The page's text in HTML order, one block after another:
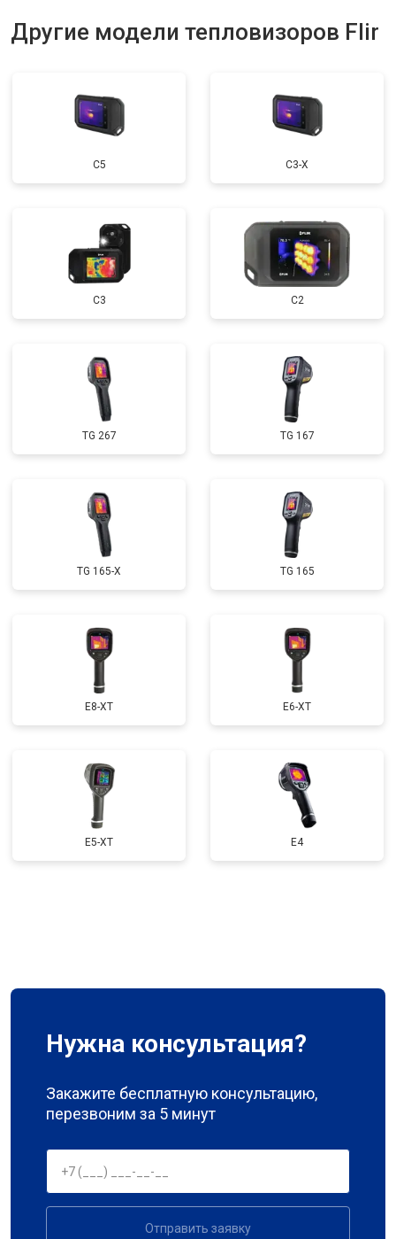
Другие модели тепловизоров Flir
С5 С3-Х
С3 C2
TG 267 TG 167
TG 165-X TG 165
E8-XT E6-XT
E5-XT E4
Нужна консультация?
Закажите бесплатную консультацию,
перезвоним за 5 минут
Отправить заявку